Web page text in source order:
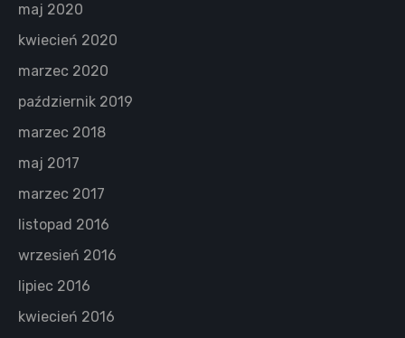
maj 2020
kwiecień 2020
marzec 2020
październik 2019
marzec 2018
maj 2017
marzec 2017
listopad 2016
wrzesień 2016
lipiec 2016
kwiecień 2016